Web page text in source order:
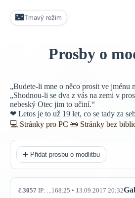
🌃Tmavý režim
Prosby o
„Budete-li mne o něco prosit ve jménu
„Shodnou-li se dva z vás na zemi v
nebeský Otec jim to učiní.“
❤ Letos je to už 19 let, co se tady za
💻 Stránky pro PC 📜 Stránky bez
✚ Přidat prosbu o modlitbu
č.3057 IP: ...168.25 • 13.09.2017 20:32